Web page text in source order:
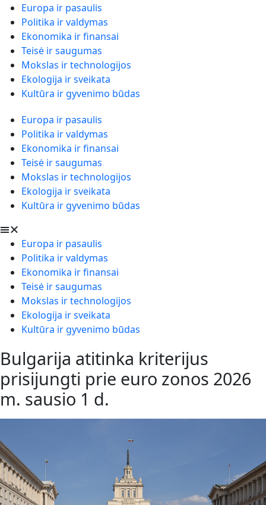
Europa ir pasaulis
Politika ir valdymas
Ekonomika ir finansai
Teisė ir saugumas
Mokslas ir technologijos
Ekologija ir sveikata
Kultūra ir gyvenimo būdas
Europa ir pasaulis
Politika ir valdymas
Ekonomika ir finansai
Teisė ir saugumas
Mokslas ir technologijos
Ekologija ir sveikata
Kultūra ir gyvenimo būdas
Europa ir pasaulis
Politika ir valdymas
Ekonomika ir finansai
Teisė ir saugumas
Mokslas ir technologijos
Ekologija ir sveikata
Kultūra ir gyvenimo būdas
Bulgarija atitinka kriterijus
prisijungti prie euro zonos 2026
m. sausio 1 d.